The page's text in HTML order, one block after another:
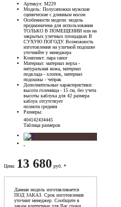
Артикул: М229
Модель: Полусапожки мужские
сценические с длинным носом
Особенности модели: модель
предназначена для использования
ТОЛЬКО В ПОМЕЩЕНИИ или на
закрытых уличных площадках В
СУХУЮ ПОГОДУ. Возможность
изготовления на уличной подошве
уточняйте у менеджера
Комплект: пара сапог
Материал: материал верха -
натуральная кожа, материал
подклада - хлопок, материал
подошвы - чепрак
Дополнительные характеристики:
высота голенища - 15 см, без учета
высоты каблука для 42 размера
каблук отсутствует
полнота средняя
Размеры:
404142434445
Таблица размеров
Цена: 13 680 руб. *
Данная модель изготавливается
ПОД ЗАКАЗ. Срок изготовления
уточнит менеджер. Сообщите в
заказе критичные для Вас сроки,